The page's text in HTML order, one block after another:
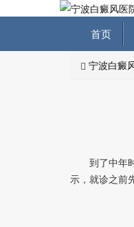
首页
宁波白癜
到了中年时
示，就诊之前